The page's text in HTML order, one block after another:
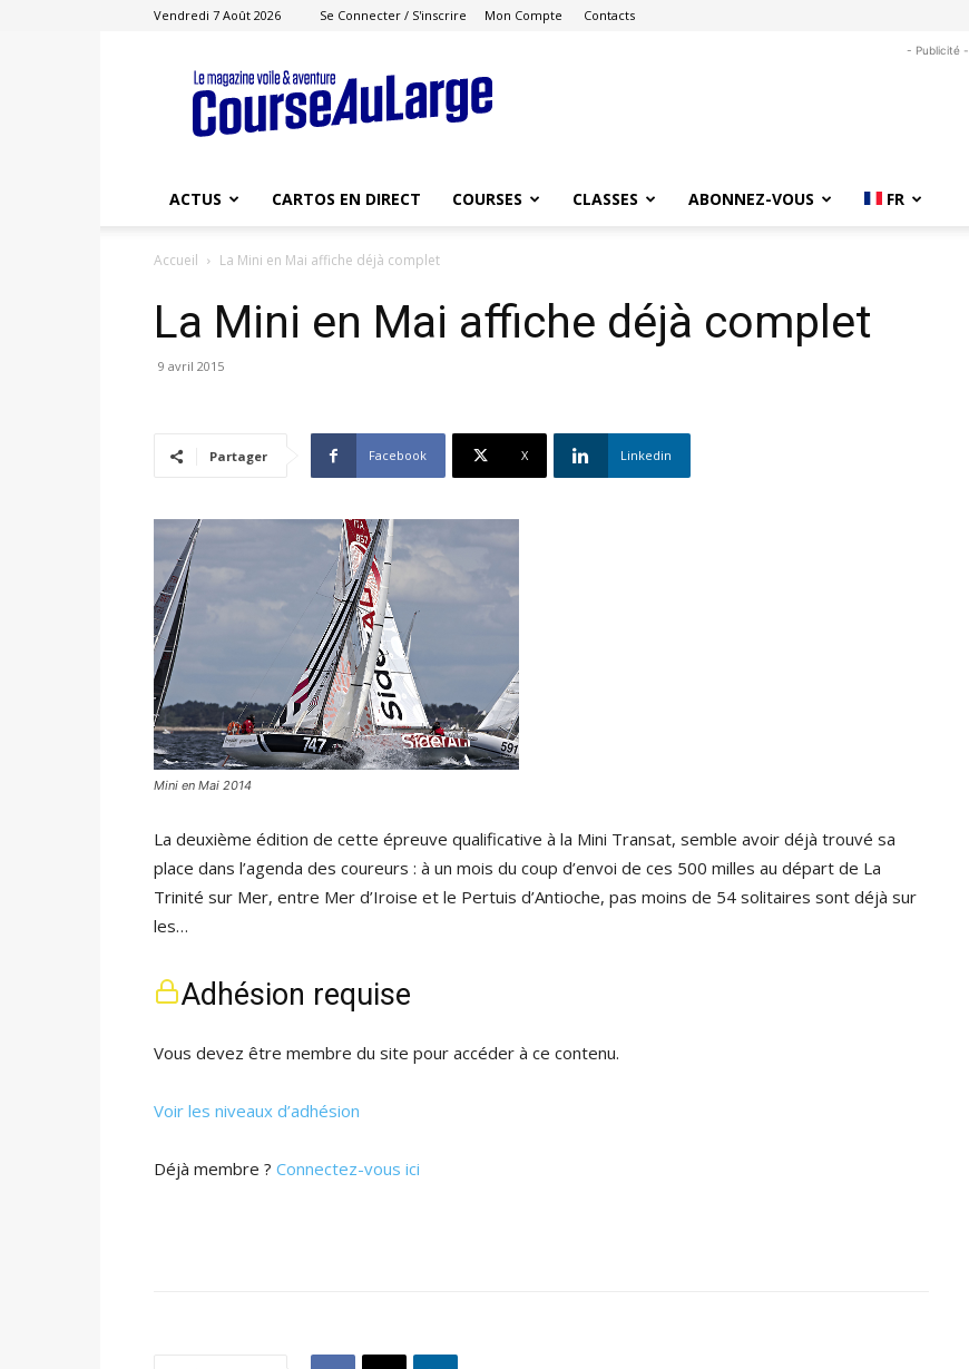
Vendredi 7 Août 2026 Se Connecter / S'inscrire Mon Compte Contacts
Course
au
Large
- Publicité -
ACTUS CARTOS EN DIRECT COURSES CLASSES ABONNEZ-VOUS FR
Accueil La Mini en Mai affiche déjà complet
La Mini en Mai affiche déjà complet
9 avril 2015
Partager Facebook X Linkedin
Mini en Mai 2014
La deuxième édition de cette épreuve qualificative à la Mini Transat, semble avoir déjà trouvé sa
place dans l’agenda des coureurs : à un mois du coup d’envoi de ces 500 milles au départ de La
Trinité sur Mer, entre Mer d’Iroise et le Pertuis d’Antioche, pas moins de 54 solitaires sont déjà sur
les…
Adhésion requise
Vous devez être membre du site pour accéder à ce contenu.
Voir les niveaux d’adhésion
Déjà membre ? Connectez-vous ici